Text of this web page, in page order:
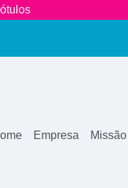
Empresa Missão